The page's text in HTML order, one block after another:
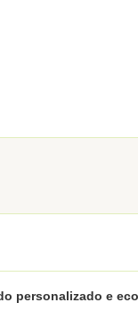
personalizado e